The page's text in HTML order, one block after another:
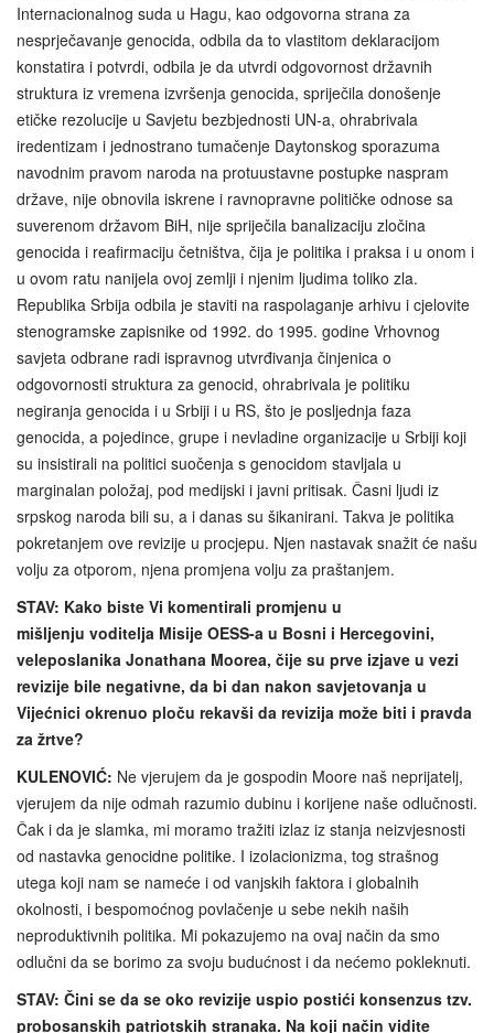
Internacionalnog suda u Hagu, kao odgovorna strana za
nesprječavanje genocida, odbila da to vlastitom deklaracijom
konstatira i potvrdi, odbila je da utvrdi odgovornost državnih
struktura iz vremena izvršenja genocida, spriječila donošenje
etičke rezolucije u Savjetu bezbjednosti UN-a, ohrabrivala
iredentizam i jednostrano tumačenje Daytonskog sporazuma
navodnim pravom naroda na protuustavne postupke naspram
države, nije obnovila iskrene i ravnopravne političke odnose sa
suverenom državom BiH, nije spriječila banalizaciju zločina
genocida i reafirmaciju četništva, čija je politika i praksa i u onom i
u ovom ratu nanijela ovoj zemlji i njenim ljudima toliko zla.
Republika Srbija odbila je staviti na raspolaganje arhivu i cjelovite
stenogramske zapisnike od 1992. do 1995. godine Vrhovnog
savjeta odbrane radi ispravnog utvrđivanja činjenica o
odgovornosti struktura za genocid, ohrabrivala je politiku
negiranja genocida i u Srbiji i u RS, što je posljednja faza
genocida, a pojedince, grupe i nevladine organizacije u Srbiji koji
su insistirali na politici suočenja s genocidom stavljala u
marginalan položaj, pod medijski i javni pritisak. Časni ljudi iz
srpskog naroda bili su, a i danas su šikanirani. Takva je politika
pokretanjem ove revizije u procjepu. Njen nastavak snažit će našu
volju za otporom, njena promjena volju za praštanjem.
STAV: Kako biste Vi komentirali promjenu u
mišljenju voditelja Misije OESS-a u Bosni i Hercegovini,
veleposlanika Jonathana Moorea, čije su prve izjave u vezi
revizije bile negativne, da bi dan nakon savjetovanja u
Vijećnici okrenuo ploču rekavši da revizija može biti i pravda
za žrtve?
KULENOVIĆ: Ne vjerujem da je gospodin Moore naš neprijatelj,
vjerujem da nije odmah razumio dubinu i korijene naše odlučnosti.
Čak i da je slamka, mi moramo tražiti izlaz iz stanja neizvjesnosti
od nastavka genocidne politike. I izolacionizma, tog strašnog
utega koji nam se nameće i od vanjskih faktora i globalnih
okolnosti, i bespomoćnog povlačenje u sebe nekih naših
neproduktivnih politika. Mi pokazujemo na ovaj način da smo
odlučni da se borimo za svoju budućnost i da nećemo pokleknuti.
STAV: Čini se da se oko revizije uspio postići konsenzus tzv.
probosanskih patriotskih stranaka. Na koji način vidite